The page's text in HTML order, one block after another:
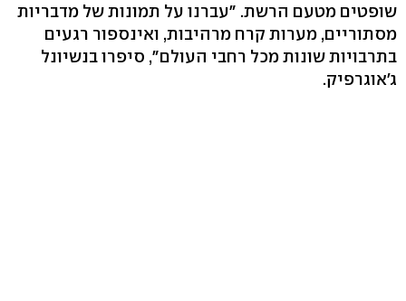
שופטים מטעם הרשת. "עברנו על תמונות של מדבריות
מסתוריים, מערות קרח מרהיבות, ואינספור רגעים
בתרבויות שונות מכל רחבי העולם", סיפרו בנשיונל
ג'אוגרפיק.